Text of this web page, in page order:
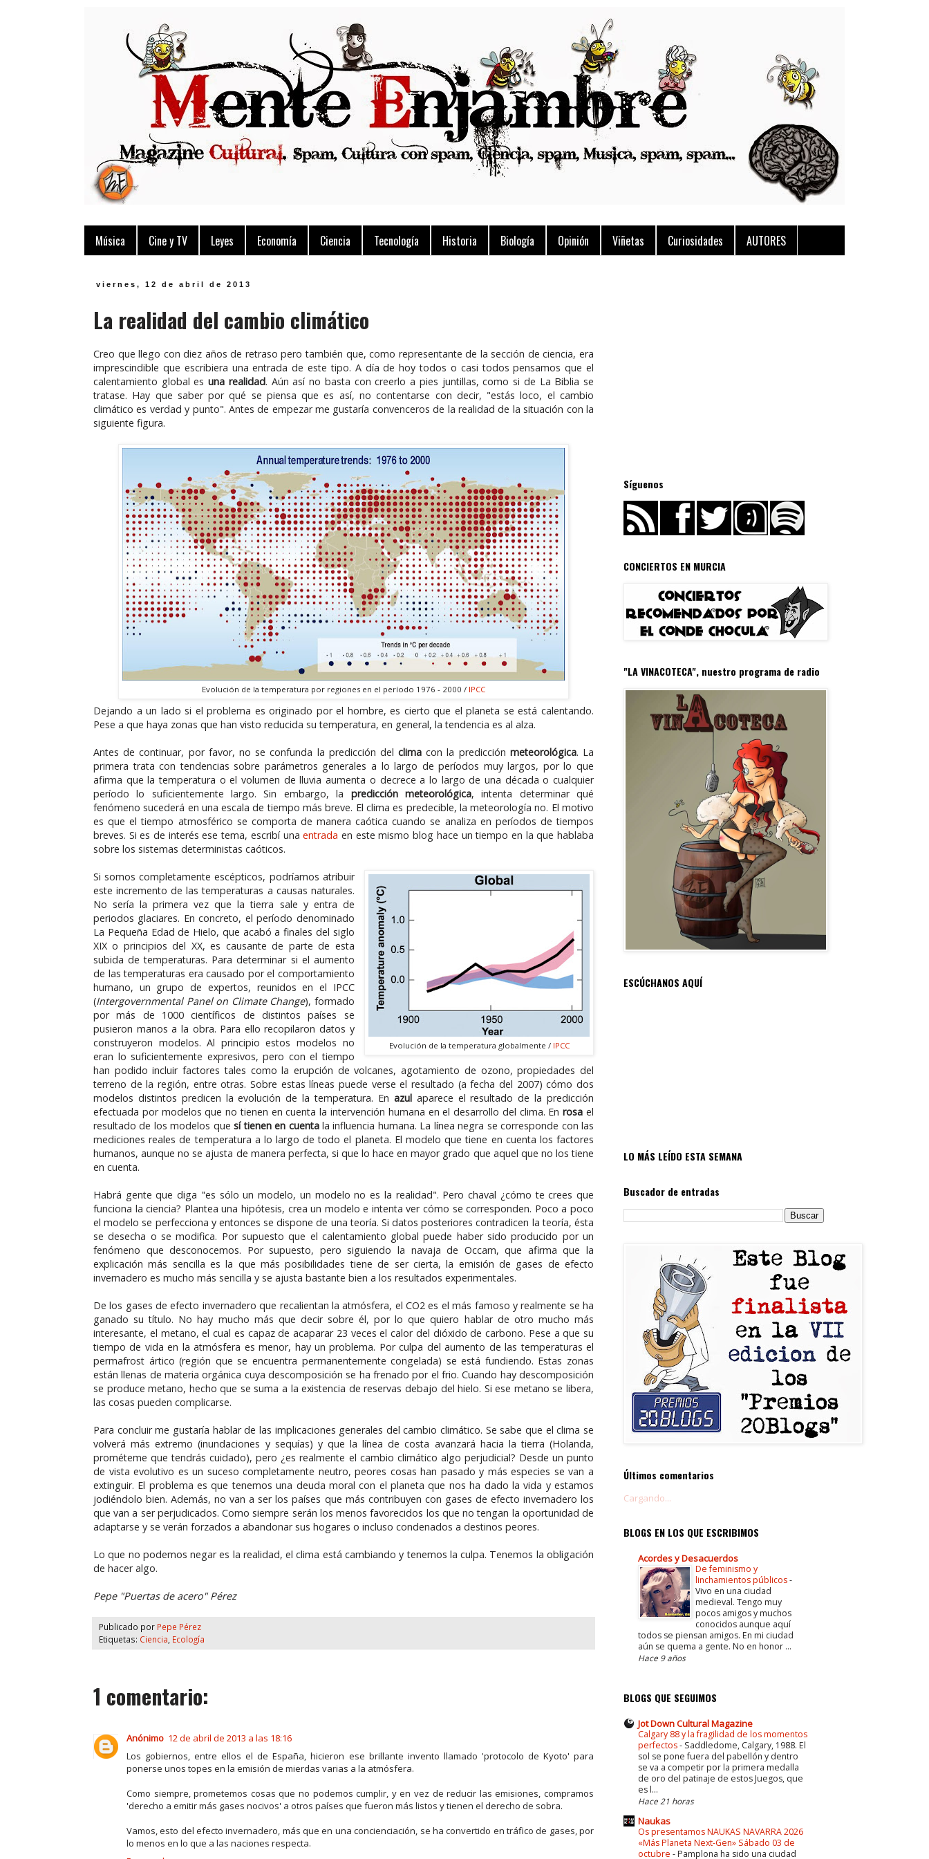
Música Cine y TV Leyes Economía Ciencia Tecnología Historia Biología Opinión Viñetas Curiosidades AUTORES
viernes, 12 de abril de 2013
La realidad del cambio climático
Creo que llego con diez años de retraso pero también que, como representante de la sección de ciencia, era
imprescindible que escribiera una entrada de este tipo. A día de hoy todos o casi todos pensamos que el
calentamiento global esuna realidad. Aún así no basta con creerlo a pies juntillas, como si de La Biblia se
tratase. Hay que saber por qué se piensa que es así, no contentarse con decir, "estás loco, el cambio
climático es verdad y punto". Antes de empezar me gustaría convenceros de la realidad de la situación con la
siguiente figura.
Evolución de la temperatura por regiones en el período 1976 - 2000 / IPCC
Dejando a un lado si el problema es originado por el hombre, es cierto que el planeta se está calentando.
Pese a que haya zonas que han visto reducida su temperatura, en general, la tendencia es al alza.
Antes de continuar, por favor, no se confunda la predicción delclima con la predicción meteorológica. La
primera trata con tendencias sobre parámetros generales a lo largo de períodos muy largos, por lo que
afirma que la temperatura o el volumen de lluvia aumenta o decrece a lo largo de una década o cualquier
período lo suficientemente largo. Sin embargo, la predicción meteorológica, intenta determinar qué
fenómeno sucederá en una escala de tiempo más breve. El clima es predecible, la meteorología no. El motivo
es que el tiempo atmosférico se comporta de manera caótica cuando se analiza en períodos de tiempos
breves. Si es de interés ese tema, escribí unaentrada en este mismo blog hace un tiempo en la que hablaba
sobre los sistemas deterministas caóticos.
Evolución de la temperatura globalmente / IPCC
Si somos completamente escépticos, podríamos atribuir
este incremento de las temperaturas a causas naturales.
No sería la primera vez que la tierra sale y entra de
periodos glaciares. En concreto, el período denominado
La Pequeña Edad de Hielo, que acabó a finales del siglo
XIX o principios del XX, es causante de parte de esta
subida de temperaturas. Para determinar si el aumento
de las temperaturas era causado por el comportamiento
humano, un grupo de expertos, reunidos en el IPCC
(Intergovernmental Panel on Climate Change), formado
por más de 1000 científicos de distintos países se
pusieron manos a la obra. Para ello recopilaron datos y
construyeron modelos. Al principio estos modelos no
eran lo suficientemente expresivos, pero con el tiempo
han podido incluir factores tales como la erupción de volcanes, agotamiento de ozono, propiedades del
terreno de la región, entre otras. Sobre estas líneas puede verse el resultado (a fecha del 2007) cómo dos
modelos distintos predicen la evolución de la temperatura. En azulaparece el resultado de la predicción
efectuada por modelos que no tienen en cuenta la intervención humana en el desarrollo del clima. Enrosa el
resultado de los modelos quesí tienen en cuentala influencia humana. La línea negra se corresponde con las
mediciones reales de temperatura a lo largo de todo el planeta. El modelo que tiene en cuenta los factores
humanos, aunque no se ajusta de manera perfecta, si que lo hace en mayor grado que aquel que no los tiene
en cuenta.
Habrá gente que diga "es sólo un modelo, un modelo no es la realidad". Pero chaval ¿cómo te crees que
funciona la ciencia? Plantea una hipótesis, crea un modelo e intenta ver cómo se corresponden. Poco a poco
el modelo se perfecciona y entonces se dispone de una teoría. Si datos posteriores contradicen la teoría, ésta
se desecha o se modifica. Por supuesto que el calentamiento global puede haber sido producido por un
fenómeno que desconocemos. Por supuesto, pero siguiendo la navaja de Occam, que afirma que la
explicación más sencilla es la que más posibilidades tiene de ser cierta, la emisión de gases de efecto
invernadero es mucho más sencilla y se ajusta bastante bien a los resultados experimentales.
De los gases de efecto invernadero que recalientan la atmósfera, el CO2 es el más famoso y realmente se ha
ganado su título. No hay mucho más que decir sobre él, por lo que quiero hablar de otro mucho más
interesante, el metano, el cual es capaz de acaparar 23 veces el calor del dióxido de carbono. Pese a que su
tiempo de vida en la atmósfera es menor, hay un problema. Por culpa del aumento de las temperaturas el
permafrost ártico (región que se encuentra permanentemente congelada) se está fundiendo. Estas zonas
están llenas de materia orgánica cuya descomposición se ha frenado por el frio. Cuando hay descomposición
se produce metano, hecho que se suma a la existencia de reservas debajo del hielo. Si ese metano se libera,
las cosas pueden complicarse.
Para concluir me gustaría hablar de las implicaciones generales del cambio climático. Se sabe que el clima se
volverá más extremo (inundaciones y sequías) y que la línea de costa avanzará hacia la tierra (Holanda,
prométeme que tendrás cuidado), pero ¿es realmente el cambio climático algo perjudicial? Desde un punto
de vista evolutivo es un suceso completamente neutro, peores cosas han pasado y más especies se van a
extinguir. El problema es que tenemos una deuda moral con el planeta que nos ha dado la vida y estamos
jodiéndolo bien. Además, no van a ser los países que más contribuyen con gases de efecto invernadero los
que van a ser perjudicados. Como siempre serán los menos favorecidos los que no tengan la oportunidad de
adaptarse y se verán forzados a abandonar sus hogares o incluso condenados a destinos peores.
Lo que no podemos negar es la realidad, el clima está cambiando y tenemos la culpa. Tenemos la obligación
de hacer algo.
Pepe "Puertas de acero" Pérez
Publicado por Pepe Pérez
Etiquetas: Ciencia, Ecología
1 comentario:
Anónimo 12 de abril de 2013 a las 18:16
Los gobiernos, entre ellos el de España, hicieron ese brillante invento llamado 'protocolo de Kyoto' para
ponerse unos topes en la emisión de mierdas varias a la atmósfera.
Como siempre, prometemos cosas que no podemos cumplir, y en vez de reducir las emisiones, compramos
'derecho a emitir más gases nocivos' a otros países que fueron más listos y tienen el derecho de sobra.
Vamos, esto del efecto invernadero, más que en una concienciación, se ha convertido en tráfico de gases, por
lo menos en lo que a las naciones respecta.
Síguenos
CONCIERTOS EN MURCIA
"LA VINACOTECA", nuestro programa de radio
ESCÚCHANOS AQUÍ
LO MÁS LEÍDO ESTA SEMANA
Buscador de entradas
Últimos comentarios
Cargando...
BLOGS EN LOS QUE ESCRIBIMOS
Acordes y Desacuerdos
De feminismo y
linchamientos públicos-
Vivo en una ciudad
medieval. Tengo muy
pocos amigos y muchos
conocidos aunque aquí
todos se piensan amigos. En mi ciudad
aún se quema a gente. No en honor ...
Hace 9 años
BLOGS QUE SEGUIMOS
Jot Down Cultural Magazine
Calgary 88 y la fragilidad de los momentos
perfectos- Saddledome, Calgary, 1988. El
sol se pone fuera del pabellón y dentro
se va a competir por la primera medalla
de oro del patinaje de estos Juegos, que
es l...
Hace 21 horas
Naukas
Os presentamos NAUKAS NAVARRA 2026
«Más Planeta Next-Gen» Sábado 03 de
octubre -Pamplona ha sido una ciudad